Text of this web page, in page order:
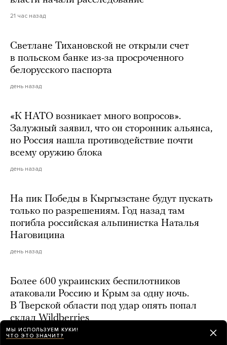
21 час назад
Светлане Тихановской не открыли счет
в польском банке из-за просроченного
белорусского паспорта
день назад
«К НАТО возникает много вопросов».
Залужный заявил, что он сторонник альянса,
но Россия нашла противодействие почти
всему оружию блока
день назад
На пик Победы в Кыргызстане будут пускать
только по разрешениям. Год назад там
погибла российская альпинистка Наталья
Наговицина
день назад
Более 600 украинских беспилотников
атаковали Россию и Крым за одну ночь.
В Тверской области под удар опять попал
склад Wildberries
день назад
МЫ ИСПОЛЬЗУЕМ КУКИ!
ЧТО ЭТО ЗНАЧИТ?